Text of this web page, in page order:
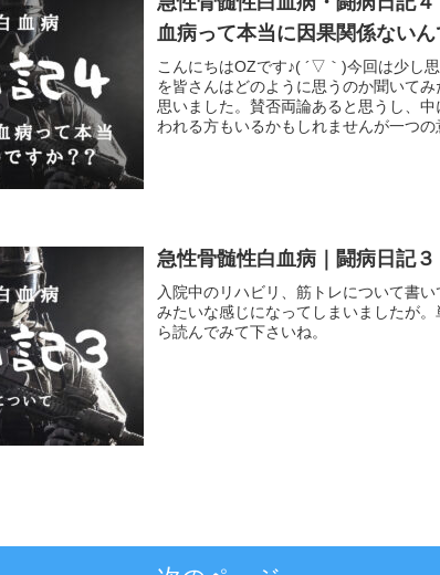
血病って本当に因果関係ないん
こんにちはOZです♪( ´▽｀)今回は少し
を皆さんはどのように思うのか聞いて
思いました。賛否両論あると思うし、
われる方もいるかもしれませんが一つの
急性骨髄性白血病｜闘病日記３
入院中のリハビリ、筋トレについて書
みたいな感じになってしまいましたが
ら読んでみて下さいね。